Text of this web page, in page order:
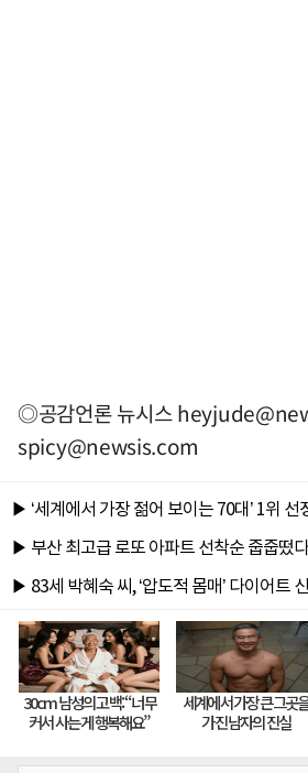
◎공감언론 뉴시스
spicy@newsis.com